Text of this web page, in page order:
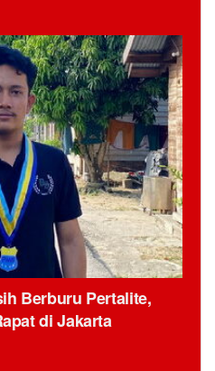
Berburu Pertalite,
di Jakarta